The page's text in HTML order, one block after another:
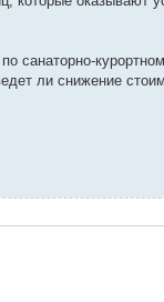
санаторно-
ли снижение